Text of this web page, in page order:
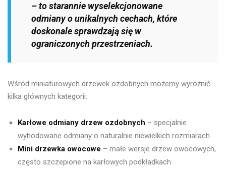
– to starannie wyselekcjonowane
odmiany o unikalnych cechach, które
doskonale sprawdzają się w
ograniczonych przestrzeniach.
Wśród miniaturowych drzewek ozdobnych możemy wyróżnić
kilka głównych kategorii:
Karłowe odmiany drzew ozdobnych – specjalnie
wyhodowane odmiany o naturalnie niewielkich rozmiarach
Mini drzewka owocowe – małe wersje drzew owocowych,
często szczepione na karłowych podkładkach